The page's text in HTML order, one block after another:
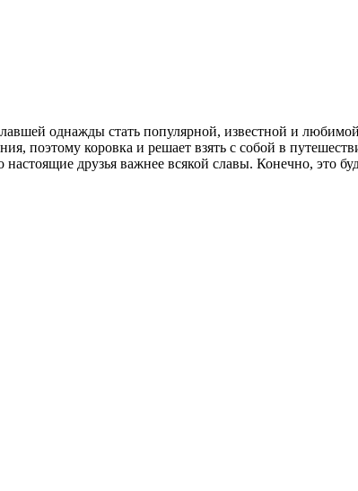
однажды стать популярной, известной и
поэтому коровка и решает взять с собой в
друзья важнее всякой славы. Конечно, это